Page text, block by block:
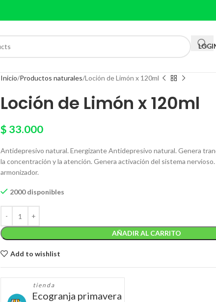
Inicio Productos naturales Loción de Limón x 120ml
Loción de Limón x 120ml
$ 33.000
Antidepresivo natural. Energizante Antidepresivo natural. Genera
la concentración y la atención. Genera activación del sistema
armonizador.
2000 disponibles
AÑADIR AL CARRITO
Add to wishlist
tienda
Ecogranja primavera